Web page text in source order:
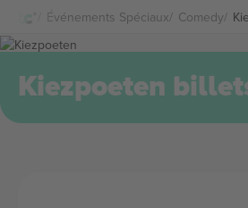
Événements Spéciaux Comedy
Kiezpoeten